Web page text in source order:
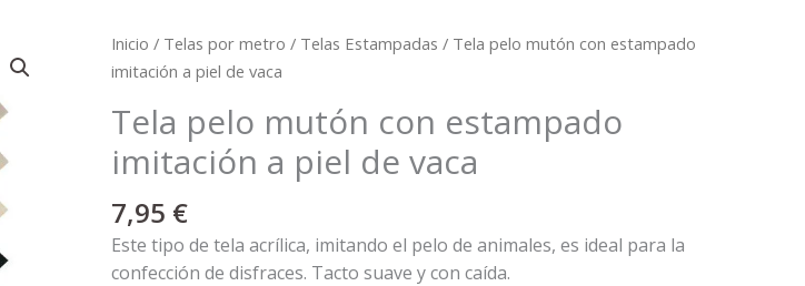
Inicio / Telas por metro / Telas Estampadas / Tela pelo mutón con estampado
imitación a piel de vaca
Tela pelo mutón con estampado
imitación a piel de vaca
7,95 €
Este tipo de tela acrílica, imitando el pelo de animales, es ideal para la
confección de disfraces. Tacto suave y con caída.
Tela
pelo
con
estampado
imitación
a
piel
de